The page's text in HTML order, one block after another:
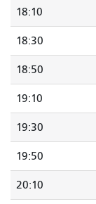
18:10
18:30
18:50
19:10
19:30
19:50
20:10